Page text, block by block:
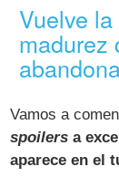
Vuelve
madurez
Vamos a
spoilers a
aparece en el